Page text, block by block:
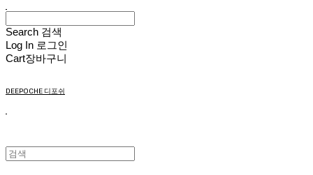
Search 검색
Log In 로그인
Cart장바구니
DEEPOCHE 디포쉬